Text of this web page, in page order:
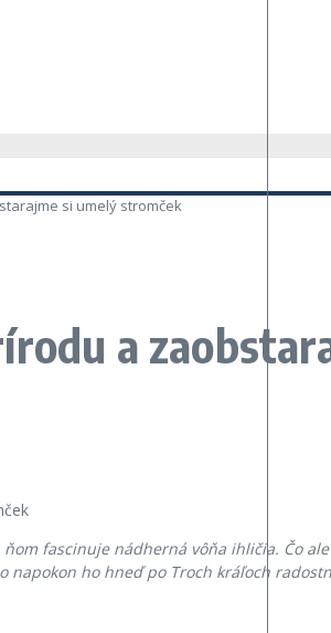
si umelý stromček
a
fascinuje nádherná vôňa ihličia. Čo
napokon ho hneď po Troch kráľoch